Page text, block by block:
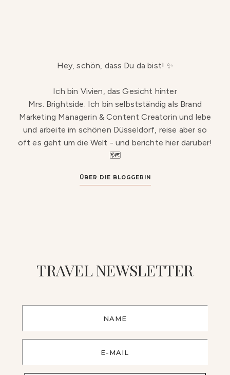
Hey, schön, dass Du da bist! ✨
Ich bin Vivien, das Gesicht hinter
Mrs. Brightside. Ich bin selbstständig als Brand
Marketing Managerin & Content Creatorin und lebe
und arbeite im schönen Düsseldorf, reise aber so
oft es geht um die Welt - und berichte hier darüber!
🗺️
ÜBER DIE BLOGGERIN
TRAVEL NEWSLETTER